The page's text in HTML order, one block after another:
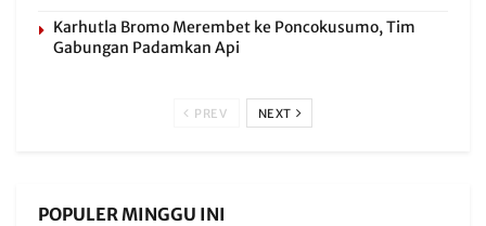
Karhutla Bromo Merembet ke Poncokusumo, Tim
Gabungan Padamkan Api
PREV NEXT
POPULER MINGGU INI